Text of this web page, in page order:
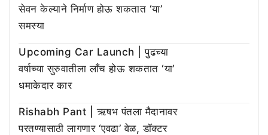
सेवन केल्याने निर्माण होऊ शकतात ‘या’
समस्या
Upcoming Car Launch | पुढच्या
वर्षाच्या सुरुवातीला लाँच होऊ शकतात ‘या’
धमाकेदार कार
Rishabh Pant | ऋषभ पंतला मैदानावर
परतण्यासाठी लागणार ‘एवढा’ वेळ, डॉक्टर